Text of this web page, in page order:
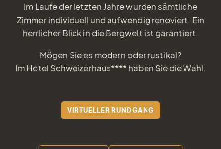
Im Laufe der letzten Jahre wurden sämtliche
Zimmer individuell und aufwendig renoviert. Ein
herrlicher Blick in die Bergwelt ist garantiert.
Mögen Sie es modern oder rustikal?
Im Hotel Schweizerhaus**** haben Sie die Wahl.
VIRTUELLER RUNDGANG